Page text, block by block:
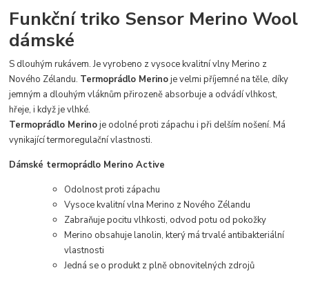
Funkční triko Sensor Merino Wool
dámské
S dlouhým rukávem. Je vyrobeno z vysoce kvalitní vlny Merino z
Nového Zélandu. Termoprádlo Merinoje velmi příjemné na těle, díky
jemným a dlouhým vláknům přirozeně absorbuje a odvádí vlhkost,
hřeje, i když je vlhké.
Termoprádlo Merinoje odolné proti zápachu i při delším nošení. Má
vynikající termoregulační vlastnosti.
Dámské termoprádlo Merino Active
Odolnost proti zápachu
Vysoce kvalitní vlna Merino z Nového Zélandu
Zabraňuje pocitu vlhkosti, odvod potu od pokožky
Merino obsahuje lanolin, který má trvalé antibakteriální
vlastnosti
Jedná se o produkt z plně obnovitelných zdrojů